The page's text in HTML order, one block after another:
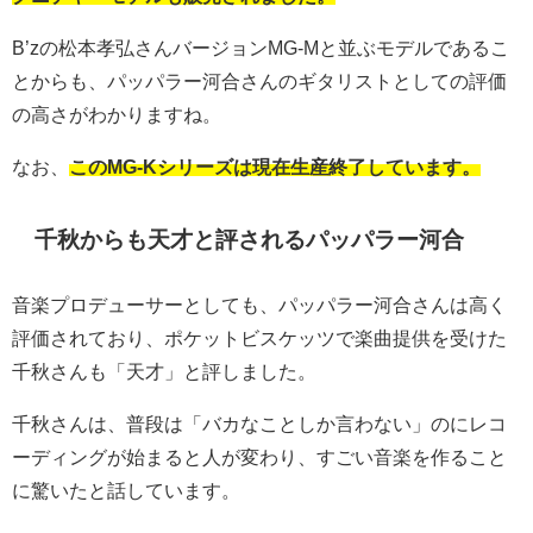
B’zの松本孝弘さんバージョンMG-Mと並ぶモデルであるこ
とからも、パッパラー河合さんのギタリストとしての評価
の高さがわかりますね。
なお、 このMG-Kシリーズは現在生産終了しています。
千秋からも天才と評されるパッパラー河合
音楽プロデューサーとしても、パッパラー河合さんは高く
評価されており、ポケットビスケッツで楽曲提供を受けた
千秋さんも「天才」と評しました。
千秋さんは、普段は「バカなことしか言わない」のにレコ
ーディングが始まると人が変わり、すごい音楽を作ること
に驚いたと話しています。